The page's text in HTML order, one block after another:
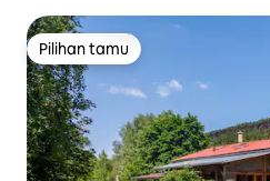
Pilihan tamu
Pilihan tamu